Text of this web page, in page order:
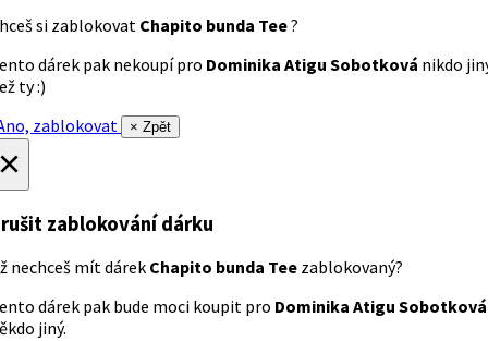
si zablokovat Chapito bunda Tee?
dárek pak nekoupí pro Dominika Atigu Sobotková nikdo
ty :)
zablokovat
× Zpět
zablokování dárku
nechceš mít dárek Chapito bunda Tee zablokovaný?
dárek pak bude moci koupit pro Dominika Atigu Sobotková
jiný.